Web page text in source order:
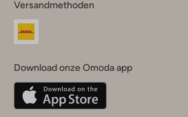
dein
Land
Belgique(Français)
Deutschland
Versandmethoden
Download onze Omoda app